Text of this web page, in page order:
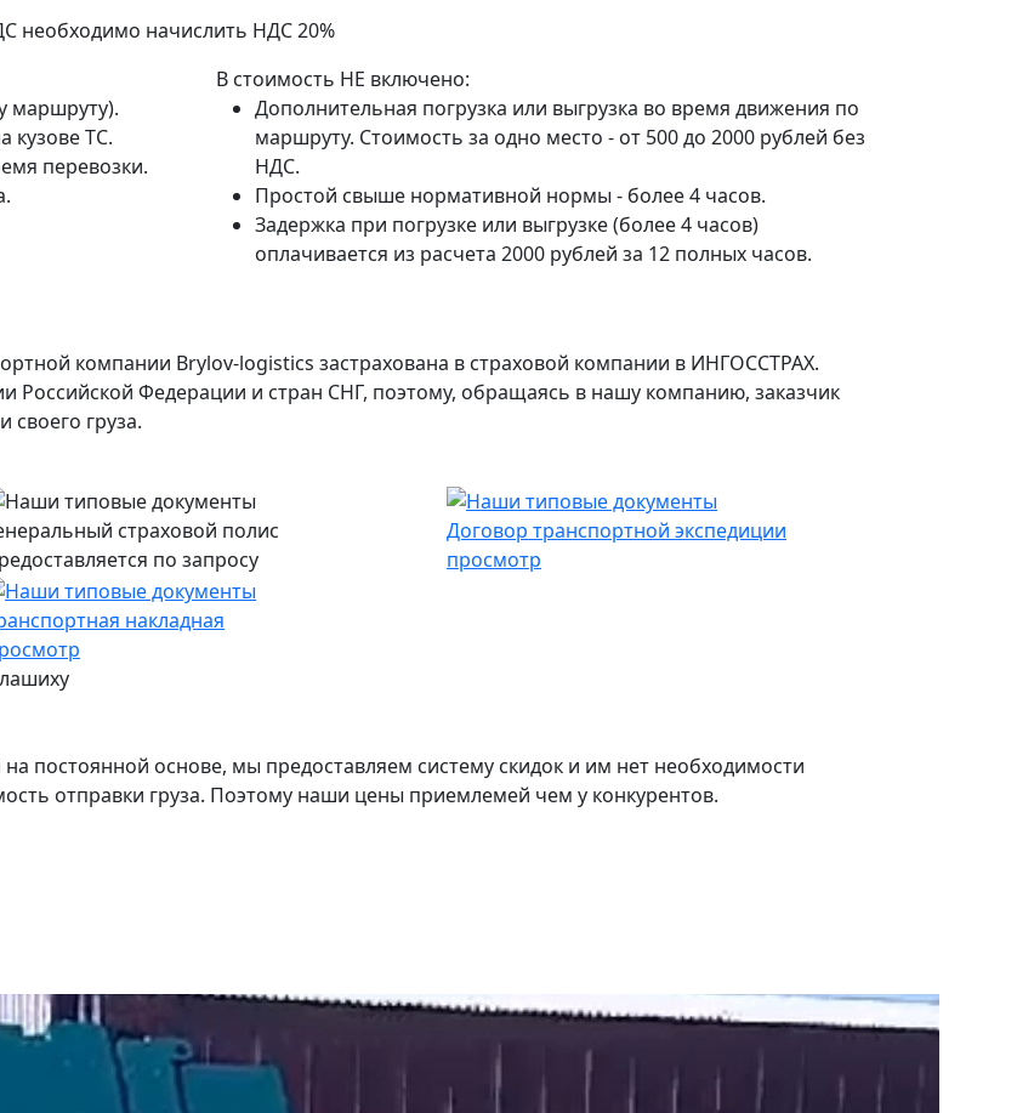
необходимо начислить НДС 20%
маршруту).
кузове ТС.
перевозки.
В стоимость НЕ включено:
Дополнительная погрузка или выгрузка во время движения по
маршруту. Стоимость за одно место - от 500 до 2000 рублей без
НДС.
Простой свыше нормативной нормы - более 4 часов.
Задержка при погрузке или выгрузке (более 4 часов)
оплачивается из расчета 2000 рублей за 12 полных часов.
компании Brylov-logistics застрахована в страховой компании в ИНГОСCТРАХ.
Российской Федерации и стран СНГ, поэтому, обращаясь в нашу компанию, заказчик
своего груза.
страховой полис
по запросу
Договор транспортной экспедиции
просмотр
накладная
постоянной основе, мы предоставляем систему скидок и им нет необходимости
отправки груза. Поэтому наши цены приемлемей чем у конкурентов.